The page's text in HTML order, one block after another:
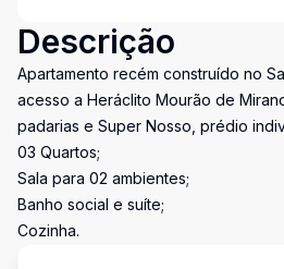
Descrição
Apartamento recém construído no
acesso a Heráclito Mourão de
padarias e Super Nosso, prédio
03 Quartos;
Sala para 02 ambientes;
Banho social e suíte;
Cozinha.